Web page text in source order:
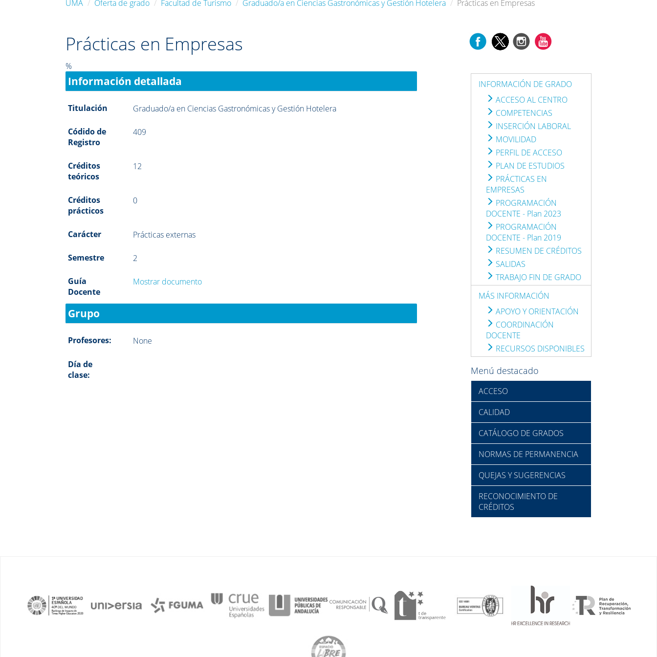
UMA Oferta de grado Facultad de Turismo Graduado/a en Ciencias Gastronómicas y Gestión Hotelera Prácticas en Empresas
Prácticas en Empresas
%
Información detallada
Titulación Graduado/a en Ciencias Gastronómicas y Gestión Hotelera
Códido de
Registro
409
Créditos
teóricos
12
Créditos
prácticos
0
Carácter Prácticas externas
Semestre 2
Guía
Docente
Mostrar documento
Grupo
Profesores: None
Día de
clase:
INFORMACIÓN DE GRADO
ACCESO AL CENTRO
COMPETENCIAS
INSERCIÓN LABORAL
MOVILIDAD
PERFIL DE ACCESO
PLAN DE ESTUDIOS
PRÁCTICAS EN
EMPRESAS
PROGRAMACIÓN
DOCENTE - Plan 2023
PROGRAMACIÓN
DOCENTE - Plan 2019
RESUMEN DE CRÉDITOS
SALIDAS
TRABAJO FIN DE GRADO
MÁS INFORMACIÓN
APOYO Y ORIENTACIÓN
COORDINACIÓN
DOCENTE
RECURSOS DISPONIBLES
Menú destacado
ACCESO
CALIDAD
CATÁLOGO DE GRADOS
NORMAS DE PERMANENCIA
QUEJAS Y SUGERENCIAS
RECONOCIMIENTO DE
CRÉDITOS